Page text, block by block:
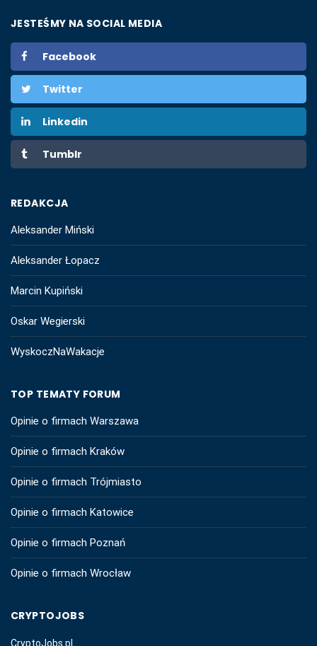
JESTEŚMY NA SOCIAL MEDIA
Facebook
Twitter
Linkedin
Tumblr
REDAKCJA
Aleksander Miński
Aleksander Łopacz
Marcin Kupiński
Oskar Wegierski
WyskoczNaWakacje
TOP TEMATY FORUM
Opinie o firmach Warszawa
Opinie o firmach Kraków
Opinie o firmach Trójmiasto
Opinie o firmach Katowice
Opinie o firmach Poznań
Opinie o firmach Wrocław
CRYPTOJOBS
CryptoJobs.pl